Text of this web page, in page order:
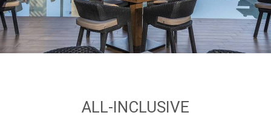
ALL-INCLUSIVE